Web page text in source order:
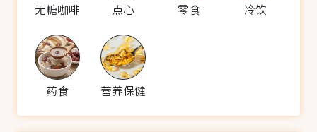
无糖咖啡 点心 零食 冷饮
药食 营养保健